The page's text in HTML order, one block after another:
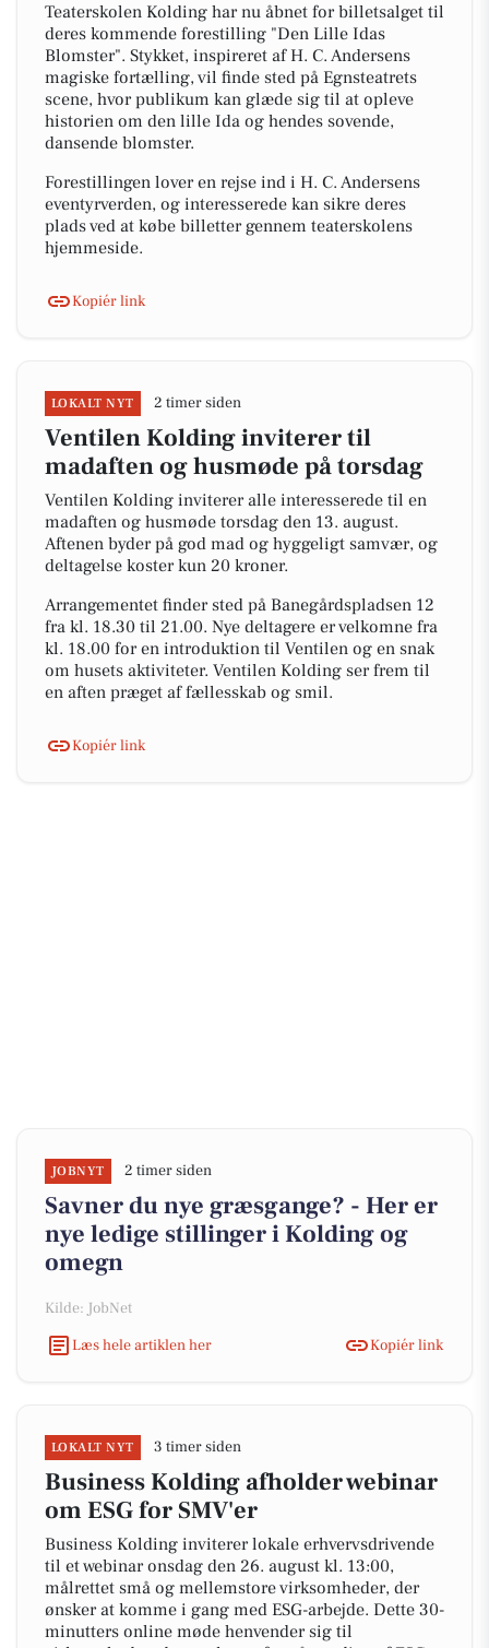
Teaterskolen Kolding har nu åbnet for billetsalget til
deres kommende forestilling "Den Lille Idas
Blomster". Stykket, inspireret af H. C. Andersens
magiske fortælling, vil finde sted på Egnsteatrets
scene, hvor publikum kan glæde sig til at opleve
historien om den lille Ida og hendes sovende,
dansende blomster.
Forestillingen lover en rejse ind i H. C. Andersens
eventyrverden, og interesserede kan sikre deres
plads ved at købe billetter gennem teaterskolens
hjemmeside.
Kopiér link
LOKALT NYT 2 timer siden
Ventilen Kolding inviterer til
madaften og husmøde på torsdag
Ventilen Kolding inviterer alle interesserede til en
madaften og husmøde torsdag den 13. august.
Aftenen byder på god mad og hyggeligt samvær, og
deltagelse koster kun 20 kroner.
Arrangementet finder sted på Banegårdspladsen 12
fra kl. 18.30 til 21.00. Nye deltagere er velkomne fra
kl. 18.00 for en introduktion til Ventilen og en snak
om husets aktiviteter. Ventilen Kolding ser frem til
en aften præget af fællesskab og smil.
Kopiér link
JOBNYT 2 timer siden
Savner du nye græsgange? - Her er
nye ledige stillinger i Kolding og
omegn
Kilde: JobNet
Læs hele artiklen her
Kopiér link
LOKALT NYT 3 timer siden
Business Kolding afholder webinar
om ESG for SMV'er
Business Kolding inviterer lokale erhvervsdrivende
til et webinar onsdag den 26. august kl. 13:00,
målrettet små og mellemstore virksomheder, der
ønsker at komme i gang med ESG-arbejde. Dette 30-
minutters online møde henvender sig til